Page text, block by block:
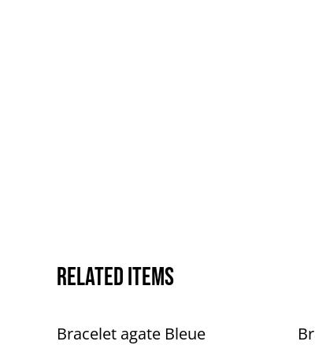
Related items
Bracelet agate Bleue